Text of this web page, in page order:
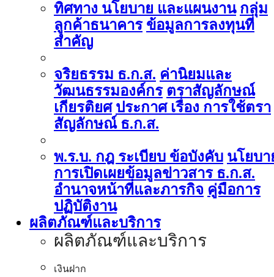
ทิศทาง นโยบาย และแผนงาน กลุ่ม
ลูกค้าธนาคาร ข้อมูลการลงทุนที่
สำคัญ
จริยธรรม ธ.ก.ส. ค่านิยมและ
วัฒนธรรมองค์กร ตราสัญลักษณ์
เกียรติยศ ประกาศ เรื่อง การใช้ตรา
สัญลักษณ์ ธ.ก.ส.
พ.ร.บ. กฎ ระเบียบ ข้อบังคับ นโยบา
การเปิดเผยข้อมูลข่าวสาร ธ.ก.ส.
อำนาจหน้าที่และภารกิจ คู่มือการ
ปฏิบัติงาน
ผลิตภัณฑ์และบริการ
ผลิตภัณฑ์และบริการ
เงินฝาก